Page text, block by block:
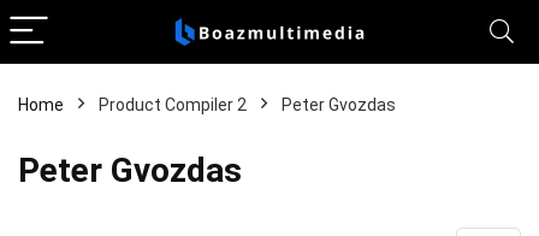
Home Product Compiler 2 Peter Gvozdas
Peter Gvozdas